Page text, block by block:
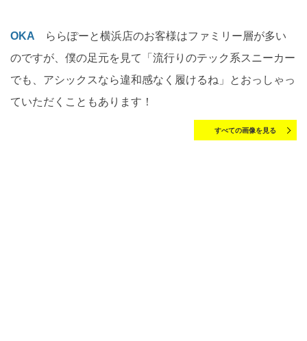
OKA
ららぽーと横浜店のお客様はファミリー層が多い
のですが、僕の足元を見て「流行りのテック系スニーカー
でも、アシックスなら違和感なく履けるね」とおっしゃっ
ていただくこともあります！
すべての画像を見る